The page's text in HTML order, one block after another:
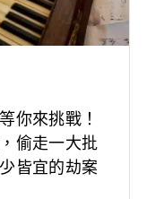
你來挑戰！
偷走一大批
皆宜的劫案